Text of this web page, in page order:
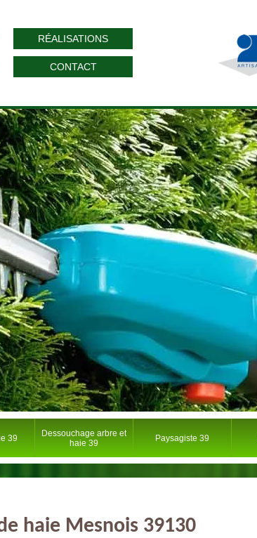
RÉALISATIONS
CONTACT
39
Dessouchage arbre et
haie 39
Paysagiste 39
haie Mesnois 39130